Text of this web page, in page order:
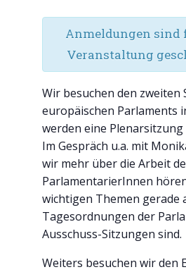
Anmeldungen sind
Veranstaltung
Wir besuchen den zweiten
europäischen Parlaments
werden eine
Im Gespräch u.a. mit
wir mehr über die Arbeit
ParlamentarierInnen
wichtigen Themen gerade
Tagesordnungen der
Ausschuss-Sitzungen sind.
Weiters besuchen wir den